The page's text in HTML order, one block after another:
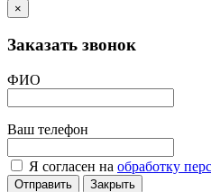
×
Заказать звонок
ФИО
Ваш телефон
Я согласен на обработку
Отправить Закрыть